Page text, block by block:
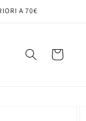
A 70€
Carrello